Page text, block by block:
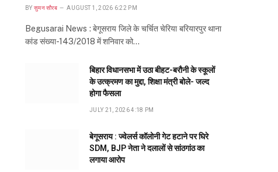
BY सुमन सौरब AUGUST 1, 2026 6:22 PM
Begusarai News : बेगूसराय जिले के चर्चित चेरिया बरियारपुर थाना
कांड संख्या-143/2018 में शनिवार को…
बिहार विधानसभा में उठा बीहट-बरौनी के स्कूलों
के उत्क्रमण का मुद्दा, शिक्षा मंत्री बोले- जल्द
होगा फैसला
JULY 21, 2026 4:18 PM
बेगूसराय : ज्वेलर्स कॉलोनी गेट हटाने पर घिरे
SDM, BJP नेता ने दलालों से सांठगांठ का
लगाया आरोप